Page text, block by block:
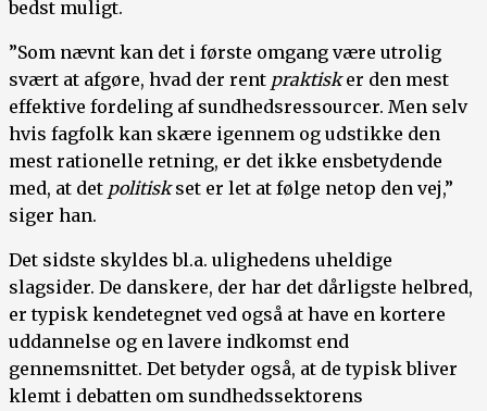
bedst muligt.
”Som nævnt kan det i første omgang være utrolig
svært at afgøre, hvad der rent praktisker den mest
effektive fordeling af sundhedsressourcer. Men selv
hvis fagfolk kan skære igennem og udstikke den
mest rationelle retning, er det ikke ensbetydende
med, at det politiskset er let at følge netop den vej,”
siger han.
Det sidste skyldes bl.a. ulighedens uheldige
slagsider. De danskere, der har det dårligste helbred,
er typisk kendetegnet ved også at have en kortere
uddannelse og en lavere indkomst end
gennemsnittet. Det betyder også, at de typisk bliver
klemt i debatten om sundhedssektorens